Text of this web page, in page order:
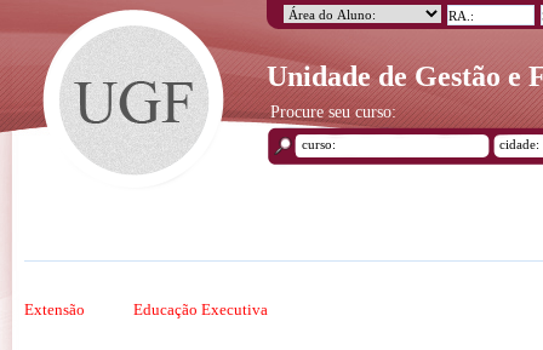
Unidade de Gestão e
Procure seu curso:
Extensão Educação Executiva